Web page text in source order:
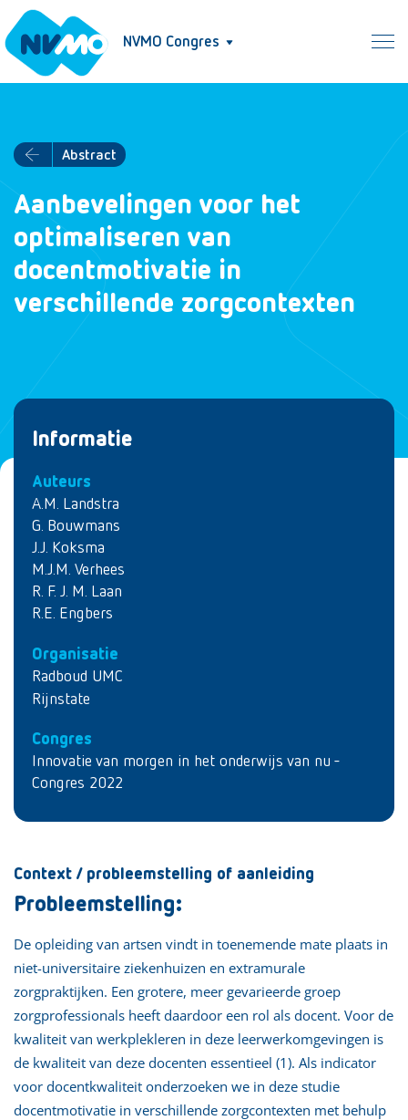
NVMO Congres
Abstract
Aanbevelingen voor het
optimaliseren van
docentmotivatie in
verschillende zorgcontexten
Informatie
Auteurs
A.M. Landstra
G. Bouwmans
J.J. Koksma
M.J.M. Verhees
R. F. J. M. Laan
R.E. Engbers
Organisatie
Radboud UMC
Rijnstate
Congres
Innovatie van morgen in het onderwijs van nu -
Congres 2022
Context / probleemstelling of aanleiding
Probleemstelling:
De opleiding van artsen vindt in toenemende mate plaats in
niet-universitaire ziekenhuizen en extramurale
zorgpraktijken. Een grotere, meer gevarieerde groep
zorgprofessionals heeft daardoor een rol als docent. Voor de
kwaliteit van werkplekleren in deze leerwerkomgevingen is
de kwaliteit van deze docenten essentieel (1). Als indicator
voor docentkwaliteit onderzoeken we in deze studie
docentmotivatie in verschillende zorgcontexten met behulp